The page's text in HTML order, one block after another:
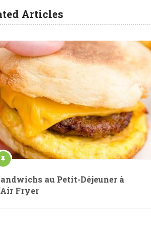
Articles
au Petit-Déjeuner à
Fryer